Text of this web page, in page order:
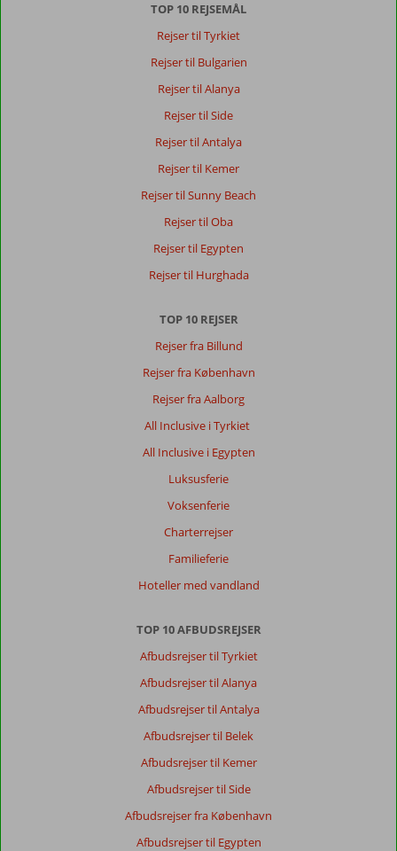
TOP 10 REJSEMÅL
Rejser til Tyrkiet
Rejser til Bulgarien
Rejser til Alanya
Rejser til Side
Rejser til Antalya
Rejser til Kemer
Rejser til Sunny Beach
Rejser til Oba
Rejser til Egypten
Rejser til Hurghada
TOP 10 REJSER
Rejser fra Billund
Rejser fra København
Rejser fra Aalborg
All Inclusive i Tyrkiet
All Inclusive i Egypten
Luksusferie
Voksenferie
Charterrejser
Familieferie
Hoteller med vandland
TOP 10 AFBUDSREJSER
Afbudsrejser til Tyrkiet
Afbudsrejser til Alanya
Afbudsrejser til Antalya
Afbudsrejser til Belek
Afbudsrejser til Kemer
Afbudsrejser til Side
Afbudsrejser fra København
Afbudsrejser til Egypten